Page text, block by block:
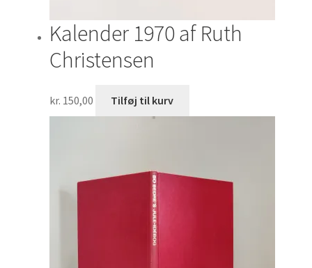
Kalender 1970 af Ruth
Christensen
kr. 150,00 Tilføj til kurv